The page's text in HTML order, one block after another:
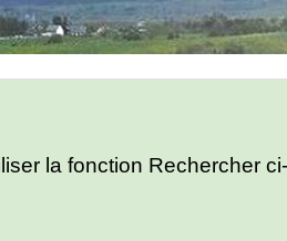
la fonction Rechercher